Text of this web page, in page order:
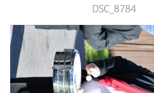
DSC_8784